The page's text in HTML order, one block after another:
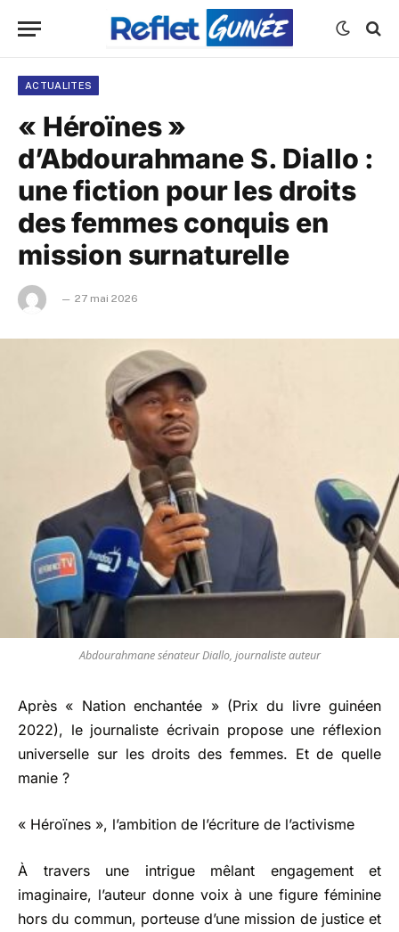
ACTUALITES
« Héroïnes »
d’Abdourahmane S. Diallo :
une fiction pour les droits
des femmes conquis en
mission surnaturelle
27 mai 2026
Abdourahmane sénateur Diallo, journaliste auteur
Après « Nation enchantée » (Prix du livre guinéen
2022), le journaliste écrivain propose une réflexion
universelle sur les droits des femmes. Et de quelle
manie ?
« Héroïnes », l’ambition de l’écriture de l’activisme
À travers une intrigue mêlant engagement et
imaginaire, l’auteur donne voix à une figure féminine
hors du commun, porteuse d’une mission de justice et